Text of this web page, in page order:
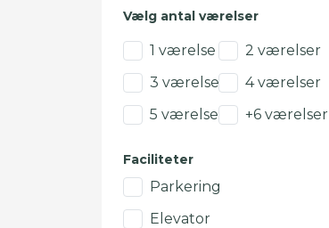
Vælg antal værelser
1 værelse
2 værelser
3 værelser
4 værelser
5 værelser
+6 værelser
Faciliteter
Parkering
Elevator